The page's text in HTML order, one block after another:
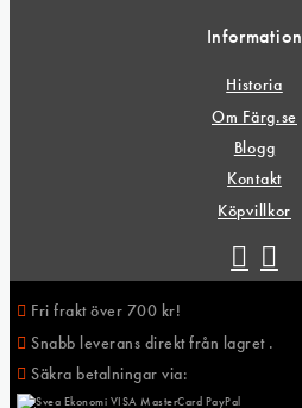
Information
Historia
Om Färg.se
Blogg
Kontakt
Köpvillkor
Fri frakt över 700 kr!
Snabb leverans direkt från lagret .
Säkra betalningar via: